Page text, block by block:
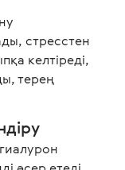
стресстен
келтіреді,
терең